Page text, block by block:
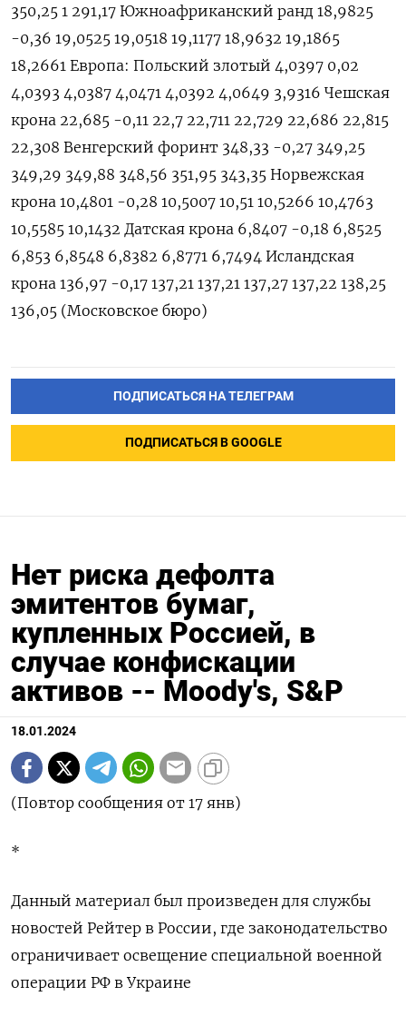
350,25 1 291,17 Южноафриканский ранд 18,9825
-0,36 19,0525 19,0518 19,1177 18,9632 19,1865
18,2661 Европа: Польский злотый 4,0397 0,02
4,0393 4,0387 4,0471 4,0392 4,0649 3,9316 Чешская
крона 22,685 -0,11 22,7 22,711 22,729 22,686 22,815
22,308 Венгерский форинт 348,33 -0,27 349,25
349,29 349,88 348,56 351,95 343,35 Норвежская
крона 10,4801 -0,28 10,5007 10,51 10,5266 10,4763
10,5585 10,1432 Датская крона 6,8407 -0,18 6,8525
6,853 6,8548 6,8382 6,8771 6,7494 Исландская
крона 136,97 -0,17 137,21 137,21 137,27 137,22 138,25
136,05 (Московское бюро)
ПОДПИСАТЬСЯ НА ТЕЛЕГРАМ
ПОДПИСАТЬСЯ В GOOGLE
Нет риска дефолта
эмитентов бумаг,
купленных Россией, в
случае конфискации
активов -- Moody's, S&P
18.01.2024
(Повтор сообщения от 17 янв)
*
Данный материал был произведен для службы
новостей Рейтер в России, где законодательство
ограничивает освещение специальной военной
операции РФ в Украине